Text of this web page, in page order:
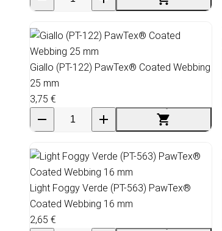
Giallo (PT-122) PawTex® Coated Webbing
25 mm
3,75 €
Light Foggy Verde (PT-563) PawTex®
Coated Webbing 16 mm
2,65 €